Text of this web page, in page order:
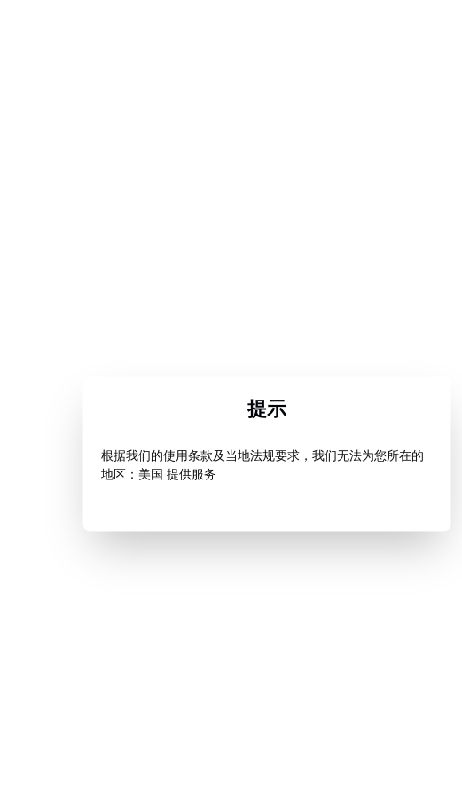
提示
根据我们的使用条款及当地法规要求，我们无法为您所在的
地区：美国 提供服务